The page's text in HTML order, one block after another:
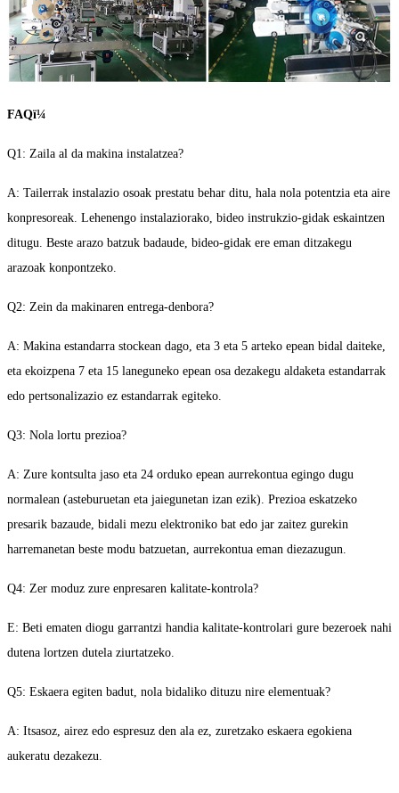
FAQï¼
Q1: Zaila al da makina instalatzea?
A: Tailerrak instalazio osoak prestatu behar ditu, hala nola potentzia eta aire
konpresoreak. Lehenengo instalaziorako, bideo instrukzio-gidak eskaintzen
ditugu. Beste arazo batzuk badaude, bideo-gidak ere eman ditzakegu
arazoak konpontzeko.
Q2: Zein da makinaren entrega-denbora?
A: Makina estandarra stockean dago, eta 3 eta 5 arteko epean bidal daiteke,
eta ekoizpena 7 eta 15 laneguneko epean osa dezakegu aldaketa estandarrak
edo pertsonalizazio ez estandarrak egiteko.
Q3: Nola lortu prezioa?
A: Zure kontsulta jaso eta 24 orduko epean aurrekontua egingo dugu
normalean (asteburuetan eta jaiegunetan izan ezik). Prezioa eskatzeko
presarik bazaude, bidali mezu elektroniko bat edo jar zaitez gurekin
harremanetan beste modu batzuetan, aurrekontua eman diezazugun.
Q4: Zer moduz zure enpresaren kalitate-kontrola?
E: Beti ematen diogu garrantzi handia kalitate-kontrolari gure bezeroek nahi
dutena lortzen dutela ziurtatzeko.
Q5: Eskaera egiten badut, nola bidaliko dituzu nire elementuak?
A: Itsasoz, airez edo espresuz den ala ez, zuretzako eskaera egokiena
aukeratu dezakezu.